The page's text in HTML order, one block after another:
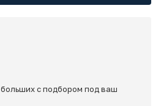
с подбором под ваш